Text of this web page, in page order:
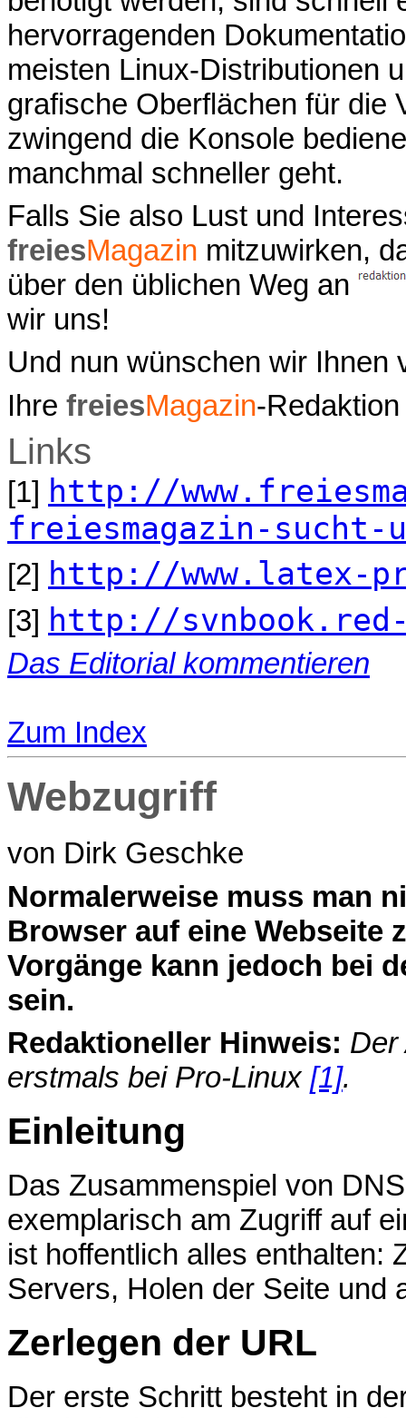
hervorragenden
meisten Linux-Distributionen
grafische Oberflächen für die
zwingend die Konsole
manchmal schneller geht.
Falls Sie also Lust und
freiesMagazin mitzuwirken,
über den üblichen Weg an
wir uns!
Und nun wünschen wir Ihnen
Ihre freiesMagazin-Redaktion
Links
[1] http://
freiesmagazin-sucht-
[2] http://www.latex-
[3] http://svnbook.red-
Das Editorial kommentieren
Zum Index
Webzugriff
von Dirk Geschke
Normalerweise muss man
Browser auf eine Webseite
Vorgänge kann jedoch bei
sein.
Redaktioneller Hinweis: Der
erstmals bei Pro-Linux [1].
Einleitung
Das Zusammenspiel von
exemplarisch am Zugriff auf
ist hoffentlich alles enthalten:
Servers, Holen der Seite und
Zerlegen der URL
Der erste Schritt besteht in